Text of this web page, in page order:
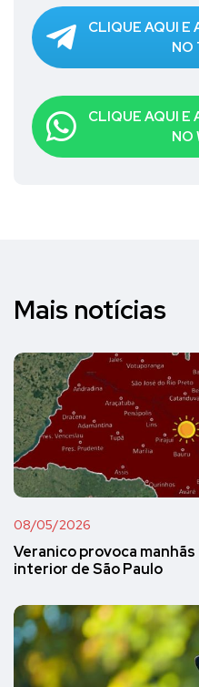
CLIQUE AQUI E
NO
CLIQUE AQUI E
NO
Mais notícias
08/05/2026
Veranico provoca
interior de São Paulo